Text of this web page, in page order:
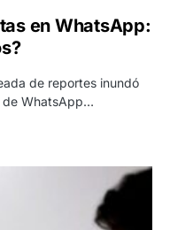
en WhatsApp:
de reportes inundó
de WhatsApp…